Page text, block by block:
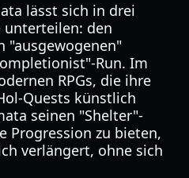
lässt sich in drei
unterteilen: den
"ausgewogenen"
Run. Im
RPGs, die ihre
Quests künstlich
seinen "Shelter"-
Progression zu bieten,
verlängert, ohne sich